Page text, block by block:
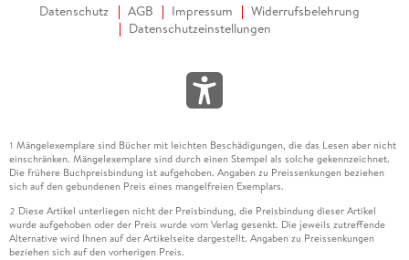
Datenschutz AGB Impressum
Widerrufsbelehrung
Datenschutzeinstellungen
1 Mängelexemplare sind Bücher mit leichten Beschädigungen, die das Lesen aber nicht
einschränken. Mängelexemplare sind durch einen Stempel als solche gekennzeichnet.
Die frühere Buchpreisbindung ist aufgehoben. Angaben zu Preissenkungen beziehen
sich auf den gebundenen Preis eines mangelfreien Exemplars.
2 Diese Artikel unterliegen nicht der Preisbindung, die Preisbindung dieser Artikel
wurde aufgehoben oder der Preis wurde vom Verlag gesenkt. Die jeweils zutreffende
Alternative wird Ihnen auf der Artikelseite dargestellt. Angaben zu Preissenkungen
beziehen sich auf den vorherigen Preis.